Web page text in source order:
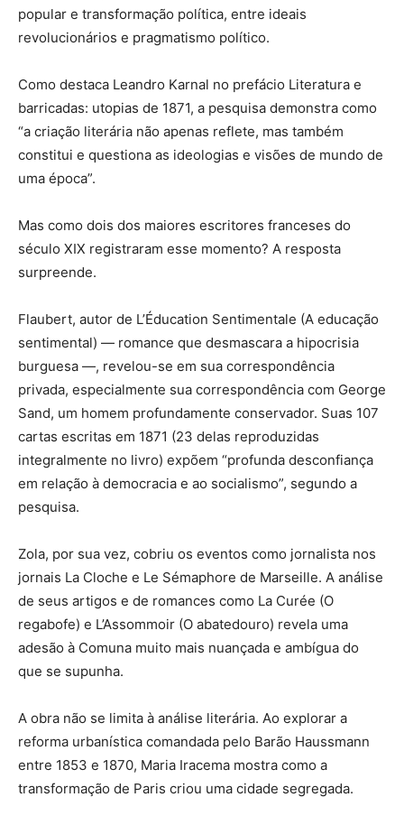
popular e transformação política, entre ideais
revolucionários e pragmatismo político.
Como destaca Leandro Karnal no prefácio Literatura e
barricadas: utopias de 1871, a pesquisa demonstra como
“a criação literária não apenas reflete, mas também
constitui e questiona as ideologias e visões de mundo de
uma época”.
Mas como dois dos maiores escritores franceses do
século XIX registraram esse momento? A resposta
surpreende.
Flaubert, autor de L’Éducation Sentimentale (A educação
sentimental) — romance que desmascara a hipocrisia
burguesa —, revelou-se em sua correspondência
privada, especialmente sua correspondência com George
Sand, um homem profundamente conservador. Suas 107
cartas escritas em 1871 (23 delas reproduzidas
integralmente no livro) expõem “profunda desconfiança
em relação à democracia e ao socialismo”, segundo a
pesquisa.
Zola, por sua vez, cobriu os eventos como jornalista nos
jornais La Cloche e Le Sémaphore de Marseille. A análise
de seus artigos e de romances como La Curée (O
regabofe) e L’Assommoir (O abatedouro) revela uma
adesão à Comuna muito mais nuançada e ambígua do
que se supunha.
A obra não se limita à análise literária. Ao explorar a
reforma urbanística comandada pelo Barão Haussmann
entre 1853 e 1870, Maria Iracema mostra como a
transformação de Paris criou uma cidade segregada.